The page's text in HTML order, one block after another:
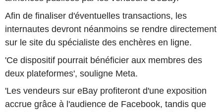
Afin de finaliser d'éventuelles transactions, les
internautes devront néanmoins se rendre directement
sur le site du spécialiste des enchères en ligne.
'Ce dispositif pourrait bénéficier aux membres des
deux plateformes', souligne Meta.
'Les vendeurs sur eBay profiteront d'une exposition
accrue grâce à l'audience de Facebook, tandis que